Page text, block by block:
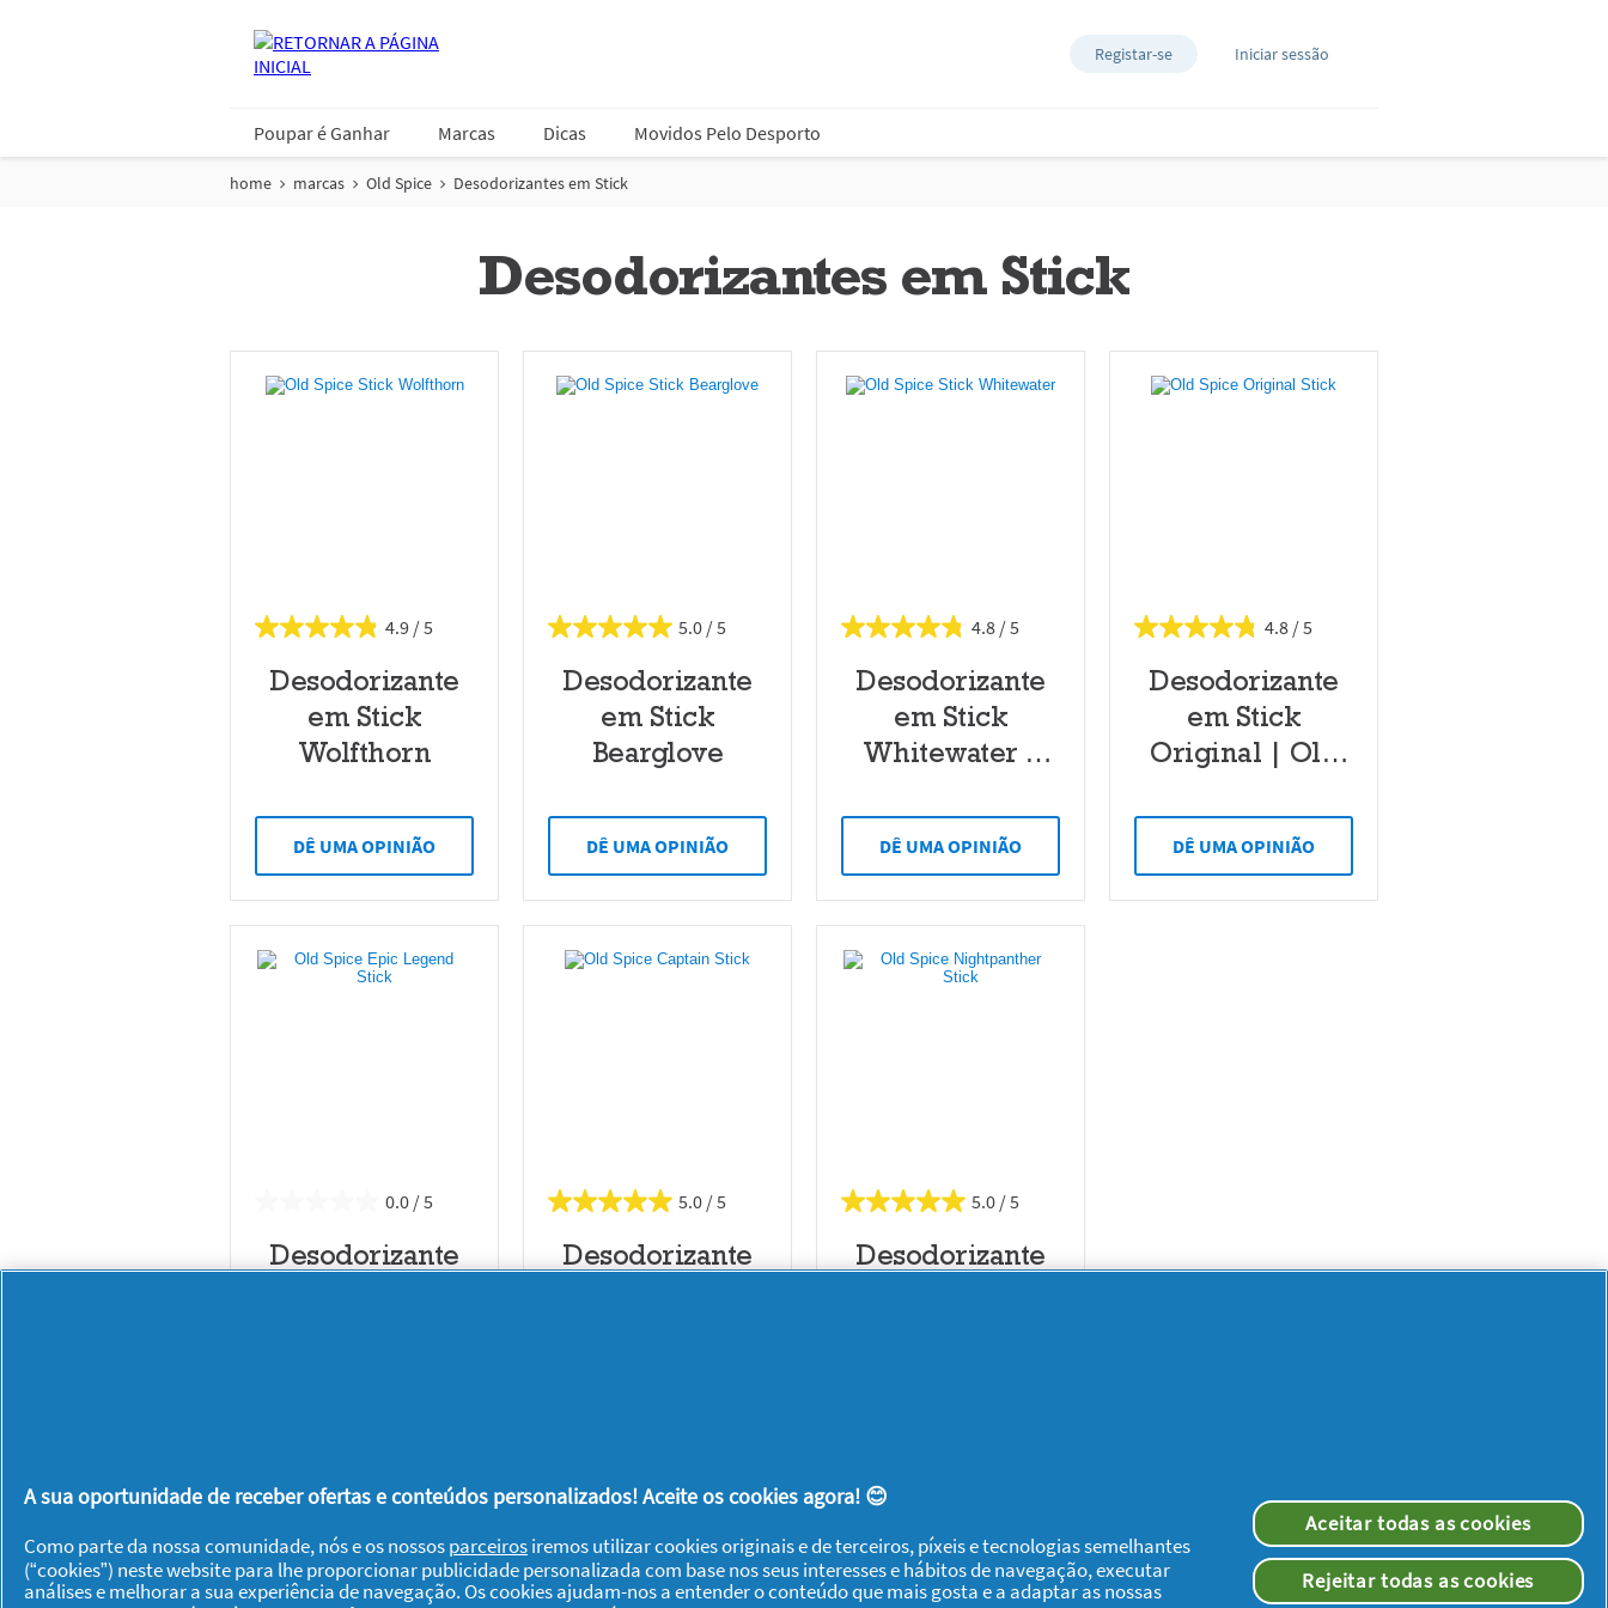
Registar-se Iniciar sessão
Poupar é Ganhar Marcas Dicas Movidos Pelo Desporto
home marcas Old Spice Desodorizantes em Stick
Desodorizantes em Stick
4.9
Desodorizante
em Stick
Wolfthorn
DÊ UMA OPINIÃO
5.0
Desodorizante
em Stick
Bearglove
DÊ UMA OPINIÃO
4.8
Desodorizante
em Stick
Whitewater |
DÊ UMA OPINIÃO
4.8
Desodorizante
em Stick
Original | Old
DÊ UMA OPINIÃO
0.0
Desodorizante
5.0
Desodorizante
5.0
Desodorizante
A sua oportunidade de receber ofertas e conteúdos personalizados! Aceite os cookies agora! 😊
Como parte da nossa comunidade, nós e os nossosparceirosiremos utilizar cookies originais e de terceiros, píxeis e tecnologias semelhantes
(“cookies”) neste website para lhe proporcionar publicidade personalizada com base nos seus interesses e hábitos de navegação, executar
análises e melhorar a sua experiência de navegação. Os cookies ajudam-nos a entender o conteúdo que mais gosta e a adaptar as nossas
Aceitar todas as cookies
Rejeitar todas as cookies